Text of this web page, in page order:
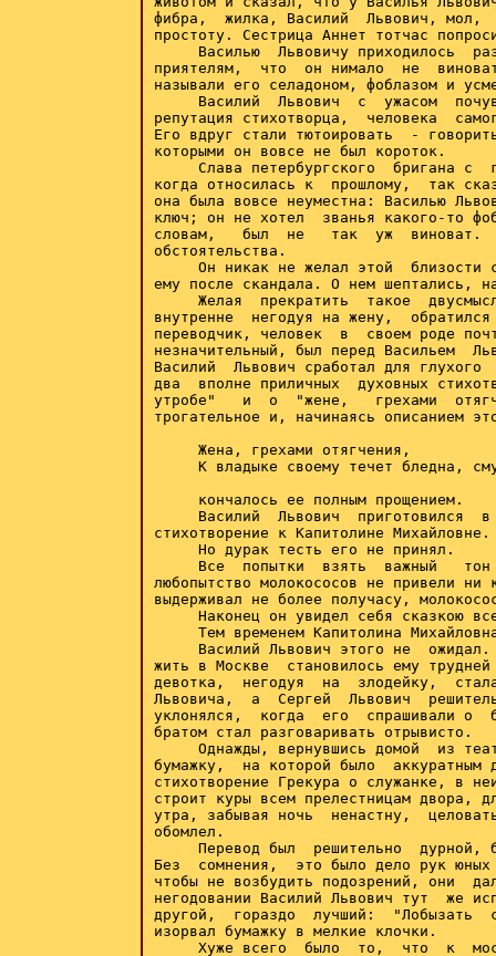
фибра,  жилка, Василий  Львович, мол,
простоту. Сестрица Аннет тотчас
Василью  Львовичу приходилось
приятелям,  что  он нимало  не
называли его селадоном, фоблазом и
Василий  Львович  с  ужасом
репутация стихотворца,  человека
Его вдруг стали тютоировать  -
которыми он вовсе не был короток.
Слава петербургского  бригана с
когда относилась к  прошлому,  так
она была вовсе неуместна: Василью
ключ; он не хотел  званья какого-то
словам,   был  не   так  уж  виноват.
обстоятельства.
Он никак не желал этой  близости
ему после скандала. О нем шептались,
Желая  прекратить  такое
внутренне  негодуя на жену,
переводчик, человек  в  своем роде
незначительный, был перед Васильем
Василий  Львович сработал для
два  вполне приличных  духовных
утробе"   и  о  "жене,   грехами
трогательное и, начинаясь описанием
     Жена, грехами отягчения,
К владыке своему течет бледна,
     кончалось ее полным прощением.
Василий  Львович  приготовился
стихотворение к Капитолине Михайловне.
     Но дурак тесть его не принял.
Все  попытки  взять  важный
любопытство молокососов не привели
выдерживал не более получасу,
Наконец он увидел себя сказкою
Тем временем Капитолина
Василий Львович этого не
жить в Москве  становилось ему
девотка,  негодуя  на  злодейку,
Львовича,  а  Сергей  Львович
уклонялся,  когда  его  спрашивали о
братом стал разговаривать отрывисто.
Однажды, вернувшись домой  из
бумажку,  на которой было  аккуратным
стихотворение Грекура о служанке, в
строит куры всем прелестницам двора,
утра, забывая ночь  ненастну,
обомлел.
Перевод был  решительно  дурной,
Без  сомнения,  это было дело рук
чтобы не возбудить подозрений, они
негодовании Василий Львович тут  же
другой,  гораздо  лучший:  "Лобызать
изорвал бумажку в мелкие клочки.
Хуже всего  было  то,  что  к